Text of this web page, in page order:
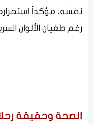
نفسه، مؤكداً
رغم طغيان الألوان
الصحة وحقيقة